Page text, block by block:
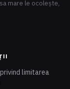
mare le ocolește,
limitarea